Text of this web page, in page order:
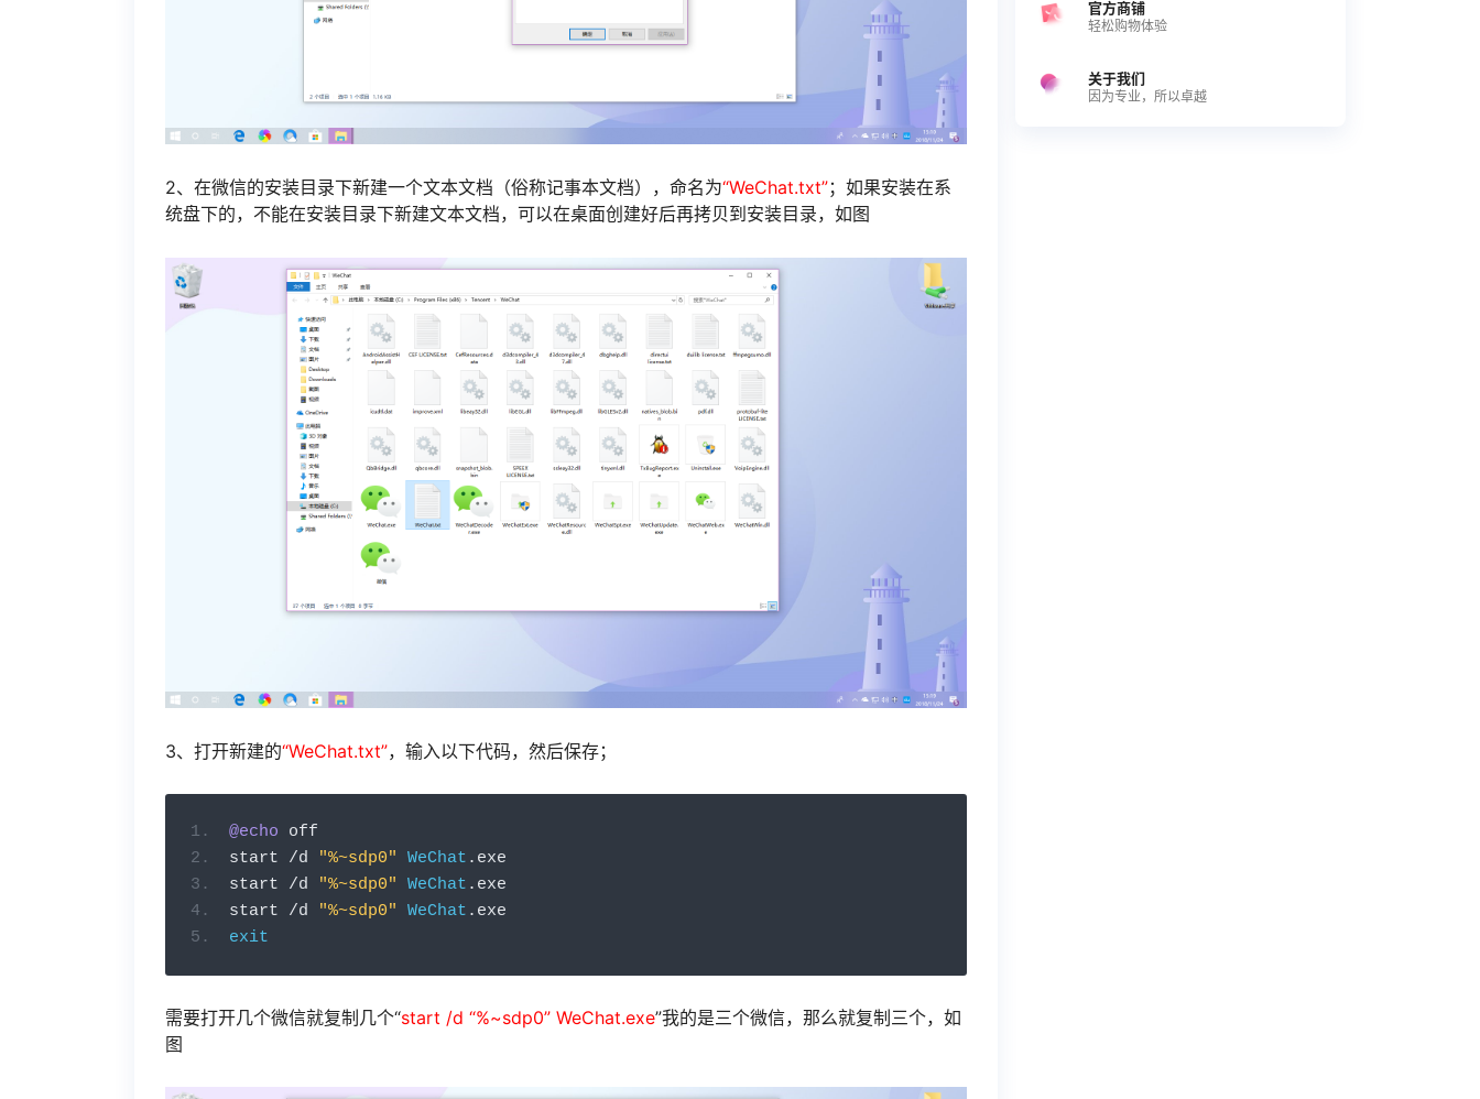
2、在微信的安装目录下新建一个文本文档（俗称记事本文档），命名为“WeChat.txt”；如果安装在系
统盘下的，不能在安装目录下新建文本文档，可以在桌面创建好后再拷贝到安装目录，如图
3、打开新建的“WeChat.txt”，输入以下代码，然后保存；
@echo off
start /d "%~sdp0" WeChat . exe
start /d "%~sdp0" WeChat . exe
start /d "%~sdp0" WeChat . exe
exit
需要打开几个微信就复制几个“start /d “%~sdp0” WeChat.exe”我的是三个微信，那么就复制三个，如
图
官方商铺
轻松购物体验
关于我们
因为专业，所以卓越